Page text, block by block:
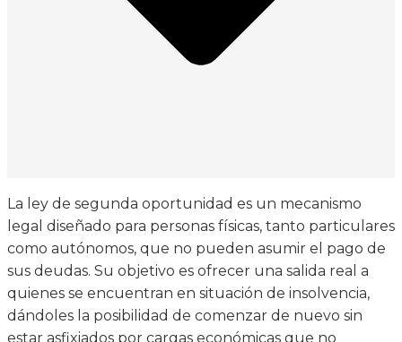
La ley de segunda oportunidad es un mecanismo
legal diseñado para personas físicas, tanto particulares
como autónomos, que no pueden asumir el pago de
sus deudas. Su objetivo es ofrecer una salida real a
quienes se encuentran en situación de insolvencia,
dándoles la posibilidad de comenzar de nuevo sin
estar asfixiados por cargas económicas que no